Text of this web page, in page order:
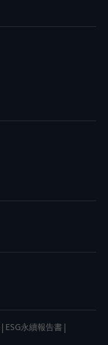
| ESG永續報告書 |